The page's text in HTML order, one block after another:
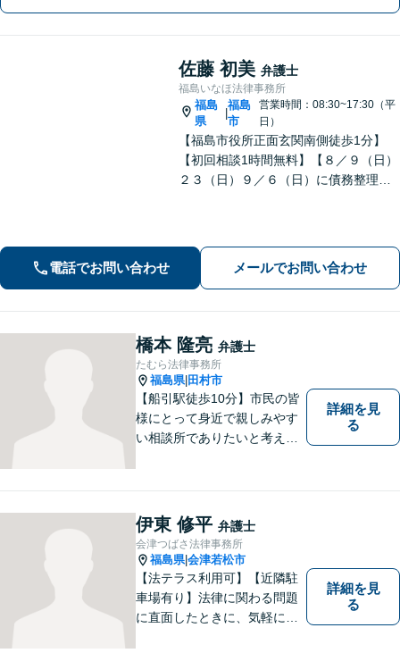
佐藤 初美 弁護士
福島いなほ法律事務所
福島
県
|
福島
市
営業時間：08:30~17:30（平
日）
【福島市役所正面玄関南側徒歩1分】
【初回相談1時間無料】【８／９（日）
２３（日）９／６（日）に債務整理・
電話でお問い合わせ メールでお問い合わせ
橋本 隆亮 弁護士
たむら法律事務所
福島県| 田村市
【船引駅徒歩10分】市民の皆
様にとって身近で親しみやす
い相談所でありたいと考えて
に、まずはお気軽にご相談く
ださい。 https://tamura-law.bi
z/ （公式ホームページ）
詳細を見
る
伊東 修平 弁護士
会津つばさ法律事務所
福島県|会津若松市
【法テラス利用可】【近隣駐
車場有り】法律に関わる問題
に直面したときに、気軽に相
詳細を見
る